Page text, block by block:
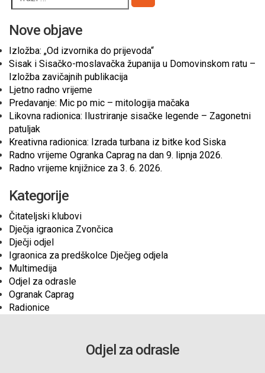
Pretraži
Nove objave
Izložba: „Od izvornika do prijevoda“
Sisak i Sisačko-moslavačka županija u Domovinskom ratu –
Izložba zavičajnih publikacija
Ljetno radno vrijeme
Predavanje: Mic po mic – mitologija mačaka
Likovna radionica: Ilustriranje sisačke legende – Zagonetni
patuljak
Kreativna radionica: Izrada turbana iz bitke kod Siska
Radno vrijeme Ogranka Caprag na dan 9. lipnja 2026.
Radno vrijeme knjižnice za 3. 6. 2026.
Kategorije
Čitateljski klubovi
Dječja igraonica Zvončica
Dječji odjel
Igraonica za predškolce Dječjeg odjela
Multimedija
Odjel za odrasle
Ogranak Caprag
Radionice
Odjel za odrasle